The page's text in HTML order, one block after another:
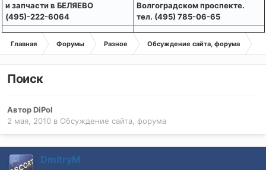
и запчасти в БЕЛЯЕВО
(495)-222-6064
Волгоградском проспекте.
тел. (495) 785-06-65
Главная Форумы Разное Обсуждение сайта, форума
Поиск
АвторDiPol
2 мая, 2010 в Обсуждение сайта, форума
DmitryM